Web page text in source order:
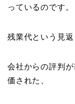
っているのです。
残業代という見
会社からの評判
価された、